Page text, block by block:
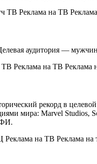
аудитория —
рекорд в
мира: Marvel Studios,